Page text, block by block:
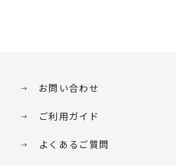
お問い合わせ
ご利用ガイド
よくあるご質問